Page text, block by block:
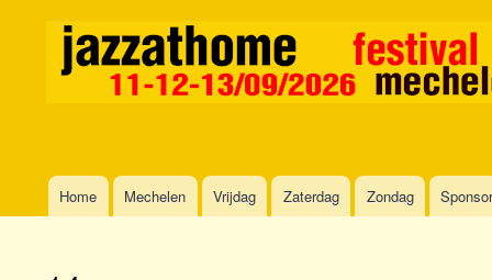
MainHome Mechelen Vrijdag Zaterdag Zondag